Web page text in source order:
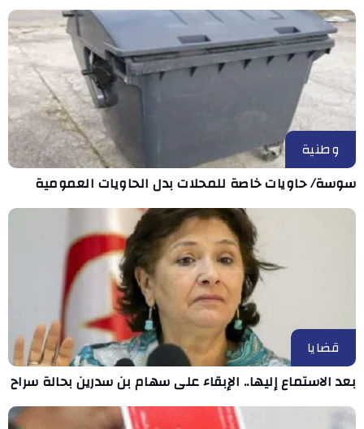
وطنية
سوسة/ حاويات خاصة للمحلات بدل الحاويات العمومية
قضايا
بعد الاستماع إليها.. الإبقاء على سهام بن سدرين بحالة سراح